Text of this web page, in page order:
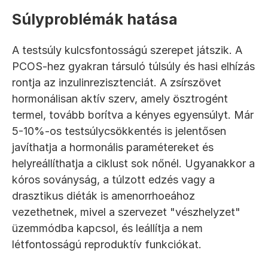
Súlyproblémák hatása
A testsúly kulcsfontosságú szerepet játszik. A
PCOS-hez gyakran társuló túlsúly és hasi elhízás
rontja az inzulinrezisztenciát. A zsírszövet
hormonálisan aktív szerv, amely ösztrogént
termel, tovább borítva a kényes egyensúlyt. Már
5-10%-os testsúlycsökkentés is jelentősen
javíthatja a hormonális paramétereket és
helyreállíthatja a ciklust sok nőnél. Ugyanakkor a
kóros soványság, a túlzott edzés vagy a
drasztikus diéták is amenorrhoeához
vezethetnek, mivel a szervezet "vészhelyzet"
üzemmódba kapcsol, és leállítja a nem
létfontosságú reproduktív funkciókat.